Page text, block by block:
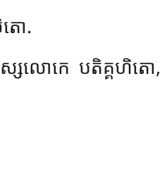
ោ.
ស្សលោកេ បតិគ្គហិតោ,